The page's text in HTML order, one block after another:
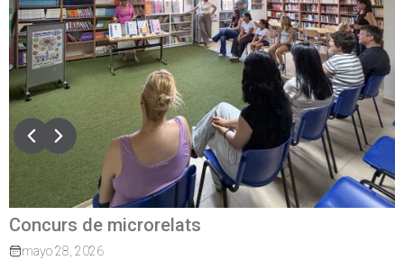
Concurs de microrelats
mayo 28, 2026